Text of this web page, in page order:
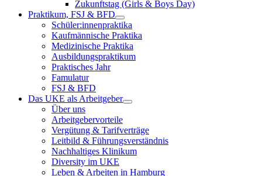
Zukunftstag (Girls & Boys Day)
Praktikum, FSJ & BFD
Schüler:innenpraktika
Kaufmännische Praktika
Medizinische Praktika
Ausbildungspraktikum
Praktisches Jahr
Famulatur
FSJ & BFD
Das UKE als Arbeitgeber
Über uns
Arbeitgebervorteile
Vergütung & Tarifverträge
Leitbild & Führungsverständnis
Nachhaltiges Klinikum
Diversity im UKE
Leben & Arbeiten in Hamburg